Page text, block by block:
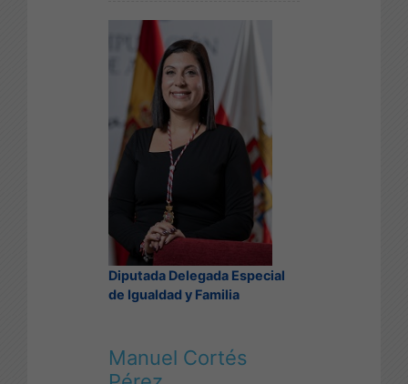
Diputada Delegada Especial
de Igualdad y Familia
Manuel Cortés